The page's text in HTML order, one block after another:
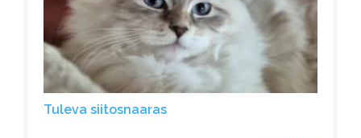
Tuleva siitosnaaras